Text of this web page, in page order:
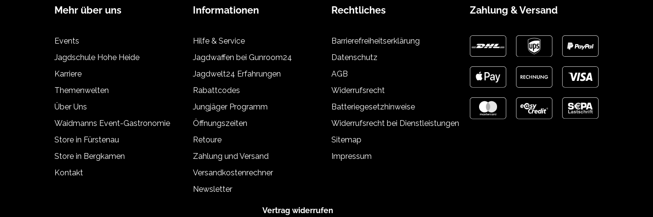
Mehr über uns
Events
Jagdschule Hohe Heide
Karriere
Themenwelten
Über Uns
Waidmanns Event-Gastronomie
Store in Fürstenau
Store in Bergkamen
Kontakt
Informationen
Hilfe & Service
Jagdwaffen bei Gunroom24
Jagdwelt24 Erfahrungen
Rabattcodes
Jungjäger Programm
Öffnungszeiten
Retoure
Zahlung und Versand
Versandkostenrechner
Newsletter
Rechtliches
Barrierefreiheitserklärung
Datenschutz
AGB
Widerrufsrecht
Batteriegesetzhinweise
Widerrufsrecht bei Dienstleistungen
Sitemap
Impressum
Zahlung & Versand
Vertrag widerrufen